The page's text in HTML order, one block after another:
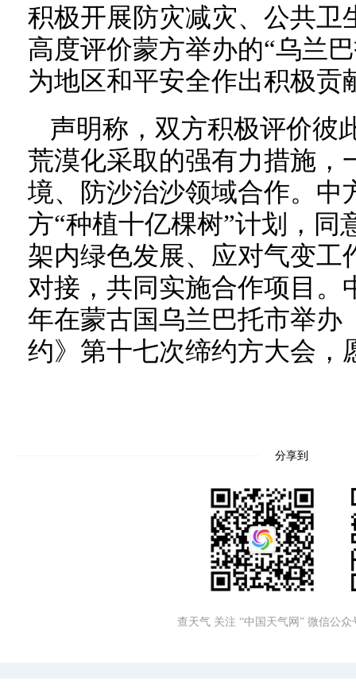
积极开展防灾减灾、公共卫
高度评价蒙方举办的“乌兰
为地区和平安全作出积极贡
声明称，双方积极评价彼
荒漠化采取的强有力措施，
境、防沙治沙领域合作。中
方“种植十亿棵树”计划，同
架内绿色发展、应对气变工
对接，共同实施合作项目。
年在蒙古国乌兰巴托市举办
约》第十七次缔约方大会，
分享到
查天气 关注 “中国天气网” 微信公众